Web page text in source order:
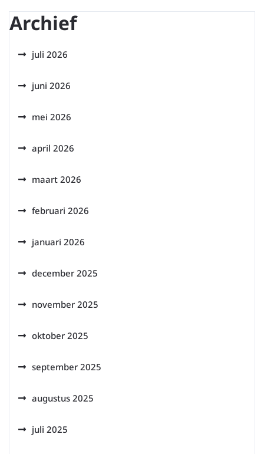
Archief
juli 2026
juni 2026
mei 2026
april 2026
maart 2026
februari 2026
januari 2026
december 2025
november 2025
oktober 2025
september 2025
augustus 2025
juli 2025